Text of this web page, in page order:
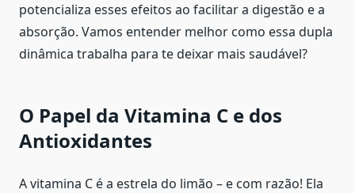
potencializa esses efeitos ao facilitar a digestão e a
absorção. Vamos entender melhor como essa dupla
dinâmica trabalha para te deixar mais saudável?
O Papel da Vitamina C e dos
Antioxidantes
A vitamina C é a estrela do limão – e com razão! Ela